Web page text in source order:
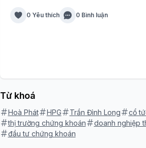
0 Yêu thích 0 Bình luận
Từ khoá
Hoà Phát HPG Trần Đình Long cổ
thị trường chứng khoán
doanh nghiệp
đầu tư chứng khoán